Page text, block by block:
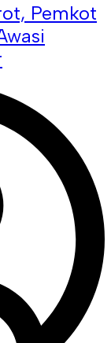
Pemkot